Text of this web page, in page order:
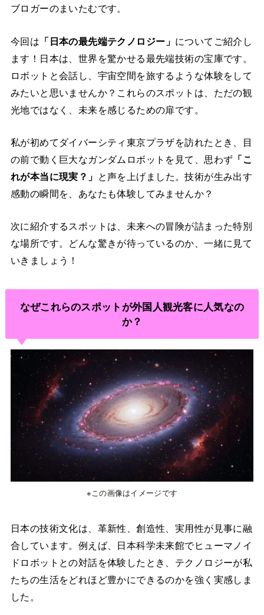
ブロガーのまいたむです。
今回は 「日本の最先端テクノロジー」 についてご紹介し
ます！日本は、世界を驚かせる最先端技術の宝庫です。
ロボットと会話し、宇宙空間を旅するような体験をして
みたいと思いませんか？これらのスポットは、ただの観
光地ではなく、未来を感じるための扉です。
私が初めてダイバーシティ東京プラザを訪れたとき、目
の前で動く巨大なガンダムロボットを見て、思わず 「こ
れが本当に現実？」 と声を上げました。技術が生み出す
感動の瞬間を、あなたも体験してみませんか？
次に紹介するスポットは、未来への冒険が詰まった特別
な場所です。どんな驚きが待っているのか、一緒に見て
いきましょう！
なぜこれらのスポットが外国人観光客に人気なの
か？
※この画像はイメージです
日本の技術文化は、革新性、創造性、実用性が見事に融
合しています。例えば、日本科学未来館でヒューマノイ
ドロボットとの対話を体験したとき、テクノロジーが私
たちの生活をどれほど豊かにできるのかを強く実感しま
した。